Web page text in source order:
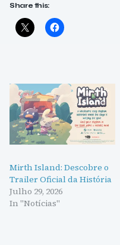
Share this:
Mirth Island: Descobre o
Trailer Oficial da História
Julho 29, 2026
In "Notícias"